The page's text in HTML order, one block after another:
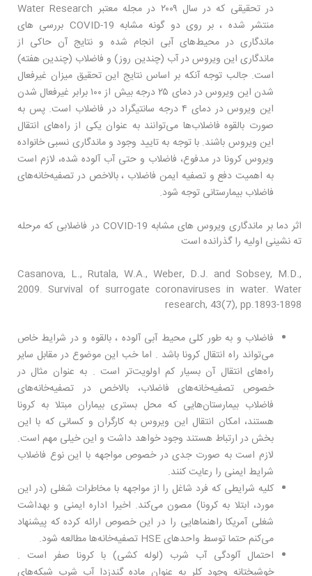
در تحقیقی که در سال ۲۰۰۹ در مجله معتبر Water Research
منتشر شده ، بر روی دو گونه مشابه COVID-19 بررسی های
ماندگاری در محیط‌های آبی انجام شده و نتایج آن حاکی از
ماندگاری این ویروس در آب (چندین روز) و فاضلاب (چندین هفته)
است. جالب توجه آنکه بر اساس نتایج این تحقیق میزان غیرفعال
شدن این ویروس در دمای ۲۵ درجه بیش از ۱۰۰ برابر غیرفعال شدن
این ویروس در دمای ۴ درجه سانتیگراد در فاضلاب است. پس به
صورت بالقوه فاضلاب‌ها می‌توانند به عنوان یکی از راه‌های انتقال
این ویروس باشند. با توجه به تایید وجود و ماندگاری نسبی خانواده
ویروس کرونا در مدفوع، فاضلاب و حتی آب آلوده شده، لازم است
به اهمیت دفع و تصفیه ایمن فاضلاب ، بالاخص در تصفیه‌خانه‌های
فاضلاب بیمارستانی توجه شود.
اثر دما بر ماندگاری ویروس های مشابه COVID-19 در فاضلابی که مرحله
ته نشینی اولیه را گذرانده است
Casanova, L., Rutala, W.A., Weber, D.J. and Sobsey, M.D.,
2009. Survival of surrogate coronaviruses in water. Water
research, 43(7), pp.1893-1898
فاضلاب و به طور کلی محیط آبی آلوده ، بالقوه و در شرایط خاص
می‌تواند راه انتقال کرونا باشد . اما خب این موضوع در مقابل سایر
راه‌های انتقال آن بسیار کم اولویت‌تر است . به عنوان مثال در
خصوص تصفیه‌خانه‌های فاضلاب، بالاخص در تصفیه‌خانه‌های
فاضلاب بیمارستان‌هایی که محل بستری بیماران مبتلا به کرونا
هستند، امکان انتقال این ویروس به کارگران و کسانی که با این
بخش در ارتباط هستند وجود خواهد داشت و این خیلی مهم است.
لازم است به صورت جدی در خصوص مواجهه با این نوع فاضلاب
شرایط ایمنی را رعایت کنند.
کلیه شرایطی که فرد شاغل را از مواجهه با مخاطرات شغلی (در این
مورد، ابتلا به کرونا) مصون می‌کند. اخیرا اداره ایمنی و بهداشت
شغلی آمریکا راهنماهایی را در این خصوص ارائه کرده که پیشنهاد
می‌کنم حتما توسط واحدهای HSE تصفیه‌خانه‌ها مطالعه شود.
احتمال آلودگی آب شرب (لوله کشی) با کرونا صفر است .
خوشبختانه وجود کلر به عنوان ماده گندزدا آب شرب شبکه‌های